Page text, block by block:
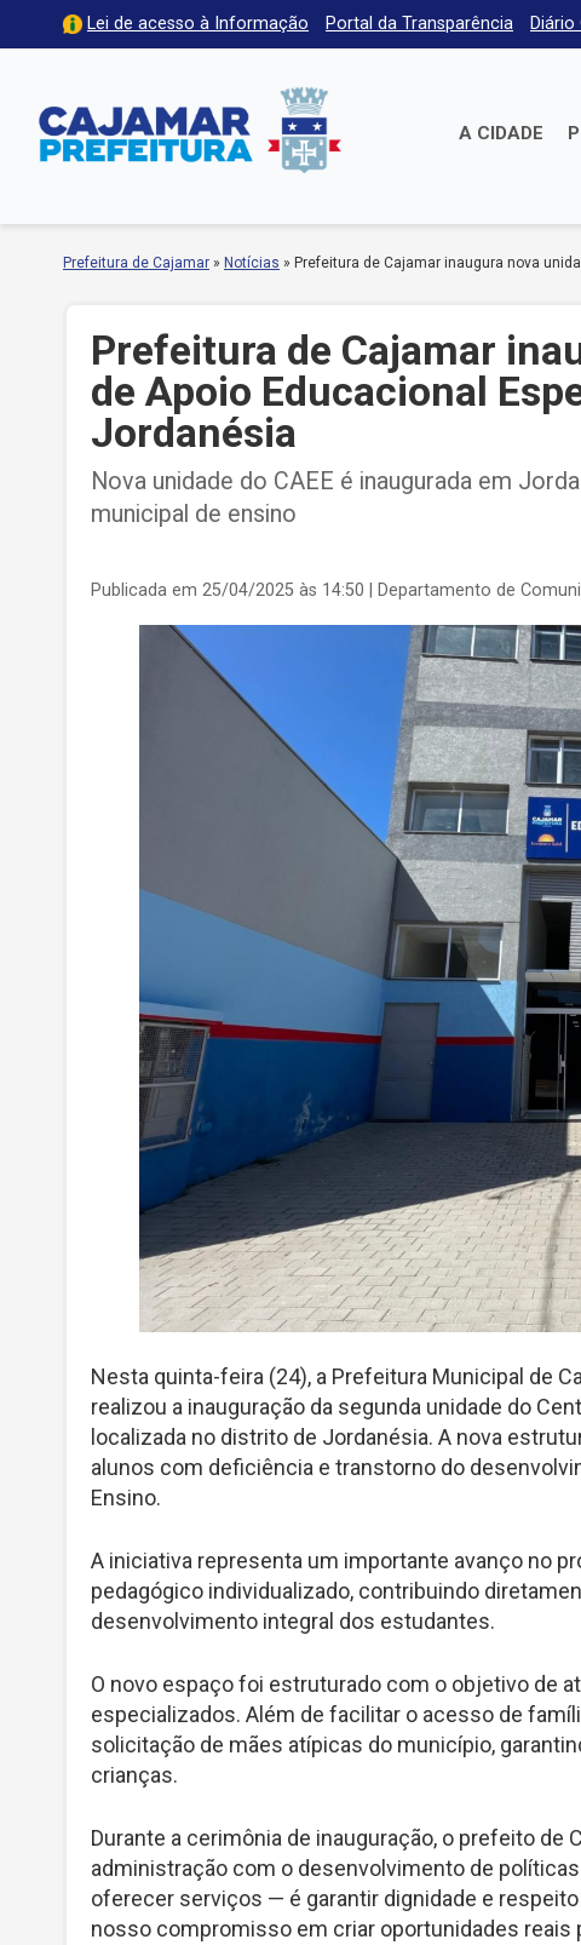
Lei de acesso à Informação Portal da Transparência Diário
A CIDADE
Prefeitura de Cajamar » Notícias » Prefeitura de Cajamar inaugura nova
Prefeitura de Cajamar
de Apoio Educacional
Jordanésia
Nova unidade do CAEE é inaugurada em
municipal de ensino
Publicada em 25/04/2025 às 14:50 | Departamento de
Nesta quinta-feira (24), a Prefeitura Municipal de
realizou a inauguração da segunda unidade do
localizada no distrito de Jordanésia. A nova
alunos com deficiência e transtorno do
Ensino.
A iniciativa representa um importante avanço no
pedagógico individualizado, contribuindo
desenvolvimento integral dos estudantes.
O novo espaço foi estruturado com o objetivo de
especializados. Além de facilitar o acesso de
solicitação de mães atípicas do município,
crianças.
Durante a cerimônia de inauguração, o prefeito de
administração com o desenvolvimento de
oferecer serviços — é garantir dignidade e
nosso compromisso em criar oportunidades reais